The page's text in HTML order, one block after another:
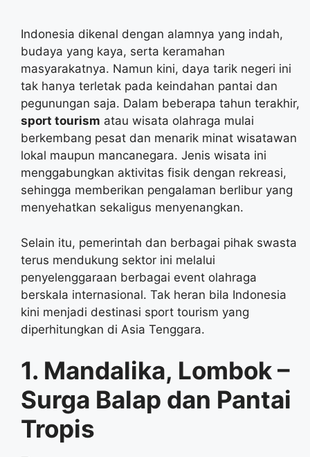
Indonesia dikenal dengan alamnya yang indah,
budaya yang kaya, serta keramahan
masyarakatnya. Namun kini, daya tarik negeri ini
tak hanya terletak pada keindahan pantai dan
pegunungan saja. Dalam beberapa tahun terakhir,
sport tourism atau wisata olahraga mulai
berkembang pesat dan menarik minat wisatawan
lokal maupun mancanegara. Jenis wisata ini
menggabungkan aktivitas fisik dengan rekreasi,
sehingga memberikan pengalaman berlibur yang
menyehatkan sekaligus menyenangkan.
Selain itu, pemerintah dan berbagai pihak swasta
terus mendukung sektor ini melalui
penyelenggaraan berbagai event olahraga
berskala internasional. Tak heran bila Indonesia
kini menjadi destinasi sport tourism yang
diperhitungkan di Asia Tenggara.
1. Mandalika, Lombok –
Surga Balap dan Pantai
Tropis